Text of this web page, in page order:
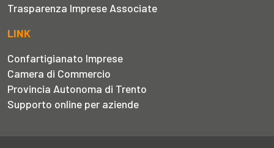
Trasparenza Imprese Associate
LINK
Confartigianato Imprese
Camera di Commercio
Provincia Autonoma di Trento
Supporto online per aziende